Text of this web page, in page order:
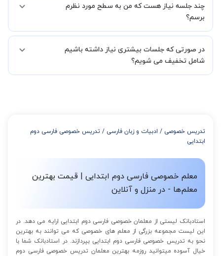
بخش پشتیبانی استادبانک با شما تماس گرفته و راهنمایی کامل و پیگیری
لازم جهت تکمیل درخواست شما را انجام میدهند.
همچنین میتوانید درخواست خود را از طریق تماس مستقیم با شماره
ادامه دهید.
چند جلسه نیاز هست که من به سطح مورد نظرم
برسم؟
مدرس مشخص کند ابتدا باید جلسه اول کلاس درس شما با مدرس برگزار
شود تا با توجه به سطح شما و خواسته شما مدرس اعلام کنند که تقریبا
در صورتی که جلسات بیشتری نیاز داشته باشیم
شامل تخفیف می شویم؟
از 12 تا 15 جلسه: 7% تخفیف
از 16 تا 100 جلسه: 9% تخفیف
تدریس خصوصی / ادبیات و زبان فارسی / تدریس خصوصی فارسی دوم
ابتدایی
معلم خصوصی فارسی دوم ابتدایی | قیمت بهترین
معلم‌ها - در منزل و آنلاین
استادبانک لیستی از معلمان خصوصی فارسی دوم ابتدایی ارایه می دهد. در
این لیست مجموعه بزرگی از معلم های خصوصی که می توانند به بهترین
نحو به تدریس خصوصی فارسی دوم ابتدایی بپردازند. در استادبانک شما با
خیال آسوده میتوانید روزمه بهترین معلمان تدریس خصوصی فارسی دوم